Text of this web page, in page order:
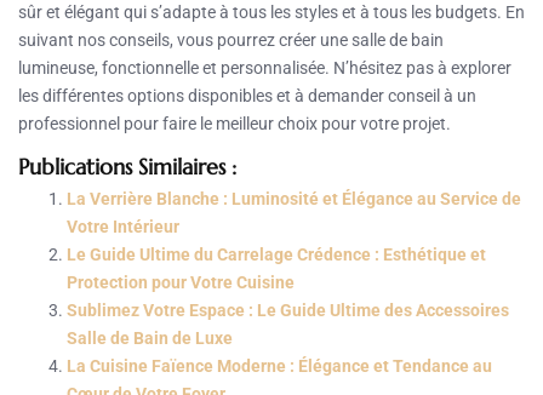
sûr et élégant qui s’adapte à tous les styles et à tous les budgets. En
suivant nos conseils, vous pourrez créer une salle de bain
lumineuse, fonctionnelle et personnalisée. N’hésitez pas à explorer
les différentes options disponibles et à demander conseil à un
professionnel pour faire le meilleur choix pour votre projet.
Publications Similaires :
La Verrière Blanche : Luminosité et Élégance au Service de
Votre Intérieur
Le Guide Ultime du Carrelage Crédence : Esthétique et
Protection pour Votre Cuisine
Sublimez Votre Espace : Le Guide Ultime des Accessoires
Salle de Bain de Luxe
La Cuisine Faïence Moderne : Élégance et Tendance au